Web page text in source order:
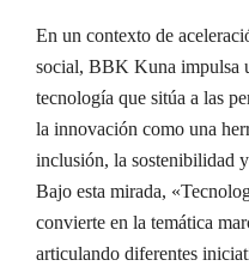
En un contexto de
social, BBK Kuna impulsa
tecnología que sitúa a las
la innovación como una
inclusión, la sostenibilidad
Bajo esta mirada,
convierte en la temática
articulando diferentes